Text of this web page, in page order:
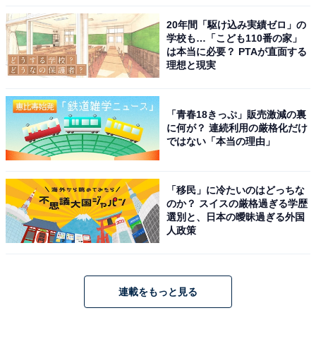
20年間「駆け込み実績ゼロ」の
学校も…「こども110番の家」
は本当に必要？ PTAが直面する
理想と現実
「青春18きっぷ」販売激減の裏
に何が？ 連続利用の厳格化だけ
ではない「本当の理由」
「移民」に冷たいのはどっちな
のか？ スイスの厳格過ぎる学歴
選別と、日本の曖昧過ぎる外国
人政策
連載をもっと見る